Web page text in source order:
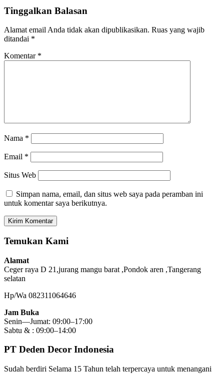
Tinggalkan Balasan
Alamat email Anda tidak akan dipublikasikan. Ruas yang wajib
ditandai *
Komentar *
Nama *
Email *
Situs Web
Simpan nama, email, dan situs web saya pada peramban ini
untuk komentar saya berikutnya.
Temukan Kami
Alamat
Ceger raya D 21,jurang mangu barat ,Pondok aren ,Tangerang
selatan
Hp/Wa 082311064646
Jam Buka
Senin—Jumat: 09:00–17:00
Sabtu & : 09:00–14:00
PT Deden Decor Indonesia
Sudah berdiri Selama 15 Tahun telah terpercaya untuk menangani